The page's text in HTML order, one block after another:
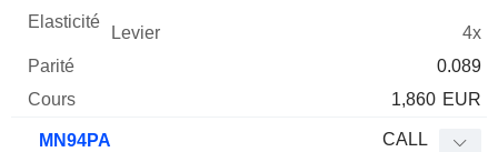
4x
0.089
1,860 EUR
MN94PA CALL